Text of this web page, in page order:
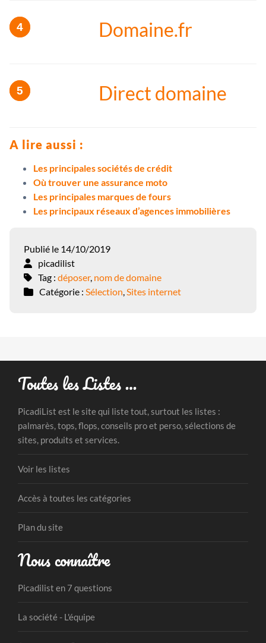
Domaine.fr
Direct domaine
A lire aussi :
Les principales sociétés de crédit
Où trouver une assurance moto
Les principales marques de fours
Les principaux réseaux d’agences immobilières
Publié le 14/10/2019
picadilist
Tag : déposer, nom de domaine
Catégorie : Sélection,Sites internet
Toutes les Listes …
PicadiList est le site qui liste tout, surtout les listes :
palmarès, tops, flops, conseils pro et perso, sélections de
sites, produits et services.
Voir les listes
Accès à toutes les catégories
Plan du site
Nous connaître
Picadilist en 7 questions
La société - L'équipe